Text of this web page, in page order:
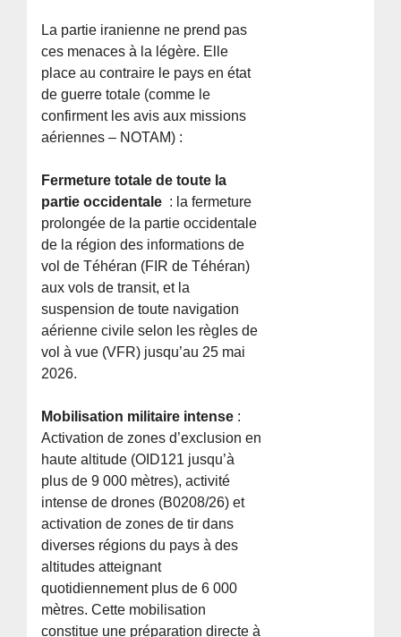
La partie iranienne ne prend pas
ces menaces à la légère. Elle
place au contraire le pays en état
de guerre totale (comme le
confirment les avis aux missions
aériennes – NOTAM) :
Fermeture totale de toute la
partie occidentale : la fermeture
prolongée de la partie occidentale
de la région des informations de
vol de Téhéran (FIR de Téhéran)
aux vols de transit, et la
suspension de toute navigation
aérienne civile selon les règles de
vol à vue (VFR) jusqu’au 25 mai
2026.
Mobilisation militaire intense :
Activation de zones d’exclusion en
haute altitude (OID121 jusqu’à
plus de 9 000 mètres), activité
intense de drones (B0208/26) et
activation de zones de tir dans
diverses régions du pays à des
altitudes atteignant
quotidiennement plus de 6 000
mètres. Cette mobilisation
constitue une préparation directe à